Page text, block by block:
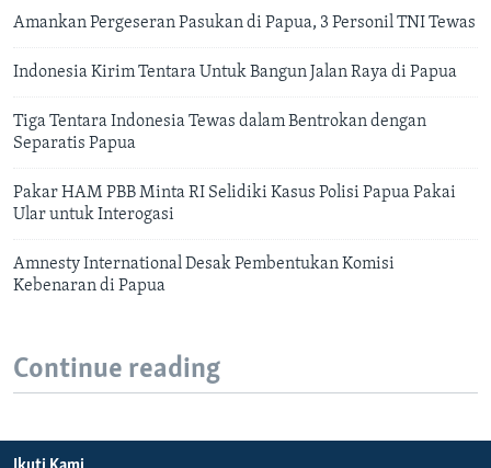
Amankan Pergeseran Pasukan di Papua, 3 Personil TNI Tewas
Indonesia Kirim Tentara Untuk Bangun Jalan Raya di Papua
Tiga Tentara Indonesia Tewas dalam Bentrokan dengan
Separatis Papua
Pakar HAM PBB Minta RI Selidiki Kasus Polisi Papua Pakai
Ular untuk Interogasi
Amnesty International Desak Pembentukan Komisi
Kebenaran di Papua
Continue reading